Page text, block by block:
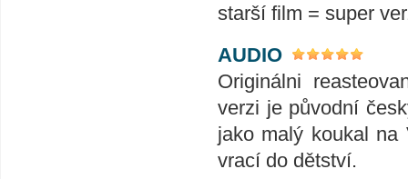
starší film = super
AUDIO
Originálni
verzi je původní
jako malý koukal
vrací do dětství.